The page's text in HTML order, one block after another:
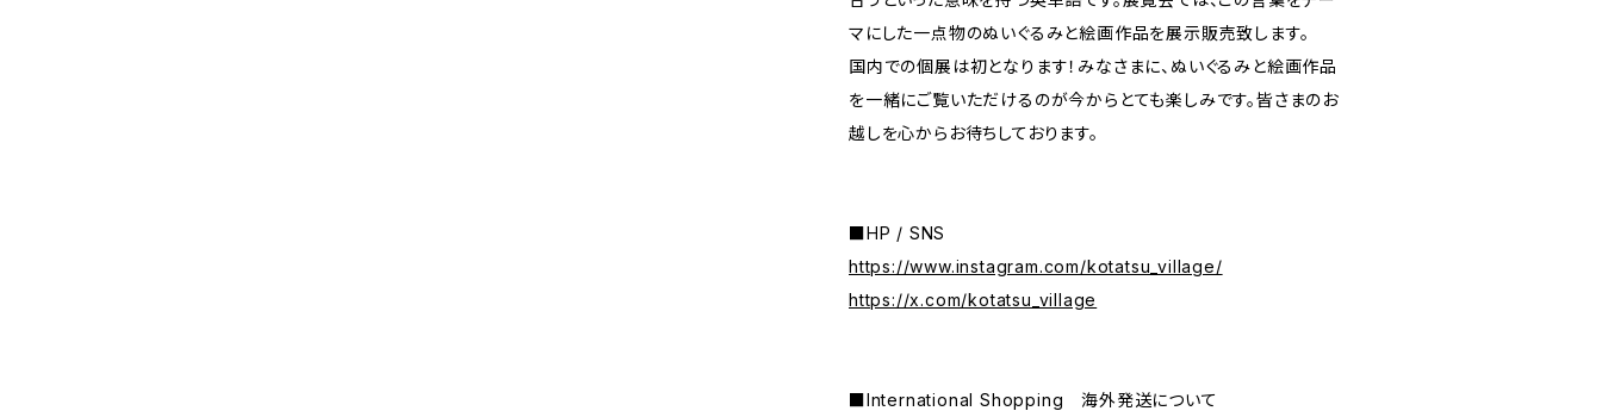
マにした一点物のぬいぐるみと絵画作品を展示販売致します。
国内での個展は初となります！みなさまに、ぬいぐるみと絵画作品
を一緒にご覧いただけるのが今からとても楽しみです。皆さまのお
越しを心からお待ちしております。
■HP / SNS
https://www.instagram.com/kotatsu_village/
https://x.com/kotatsu_village
■International Shopping 海外発送について